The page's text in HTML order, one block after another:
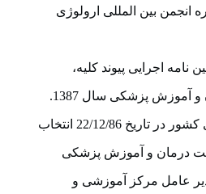
انجمن بین المللی ارولوژی
نامه اجرایی پیوند کلیه،
پزشکی سال 1387.
تاسیس قطب ارولوژی کشور در تاریخ 22/12/86 انتخاب
درمان و آموزش پزشکی
عامل مرکز آموزشی و